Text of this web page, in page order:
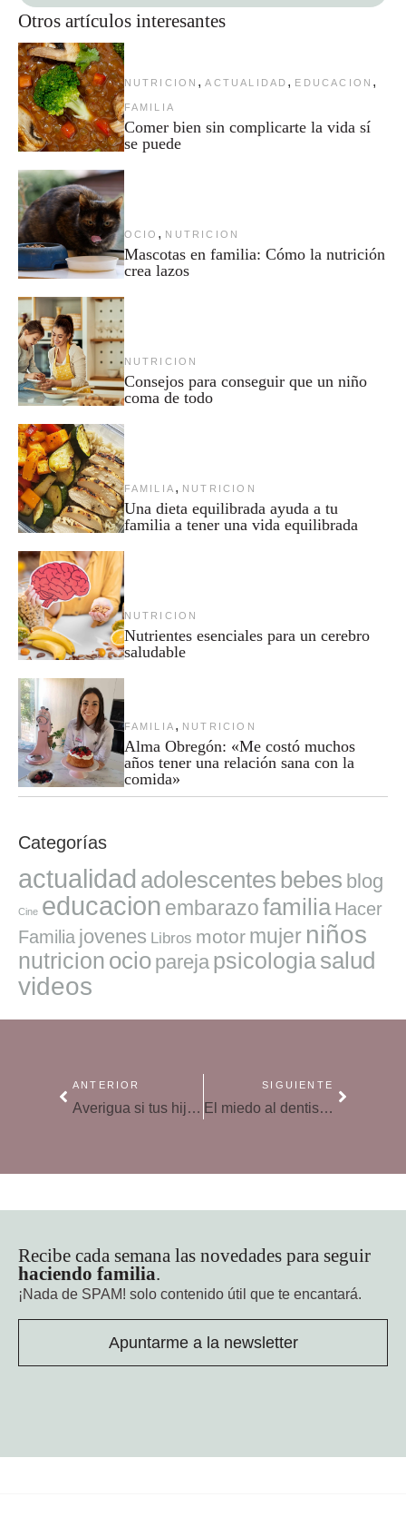
Otros artículos interesantes
NUTRICION , ACTUALIDAD , EDUCACION ,
FAMILIA
Comer bien sin complicarte la vida sí
se puede
OCIO , NUTRICION
Mascotas en familia: Cómo la nutrición
crea lazos
NUTRICION
Consejos para conseguir que un niño
coma de todo
FAMILIA , NUTRICION
Una dieta equilibrada ayuda a tu
familia a tener una vida equilibrada
NUTRICION
Nutrientes esenciales para un cerebro
saludable
FAMILIA , NUTRICION
Alma Obregón: «Me costó muchos
años tener una relación sana con la
comida»
Categorías
actualidad adolescentes bebes blog
Cine educacion embarazofamilia Hacer
Familia jovenes Libros motor mujer niños
nutricion ocio pareja psicologiasalud
videos
ANTERIOR
Averigua si tus hijos comen de forma equilibrada
SIGUIENTE
El miedo al dentista se transmite de madres a hijos
Recibe cada semana las novedades para seguir
haciendo familia.
¡Nada de SPAM! solo contenido útil que te encantará.
Apuntarme a la newsletter